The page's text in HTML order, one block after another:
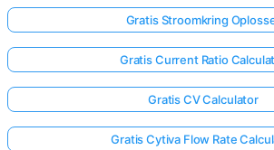
Gratis Stroomkring
Gratis Current Ratio
Gratis CV Calculator
Gratis Cytiva Flow Rate